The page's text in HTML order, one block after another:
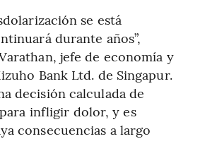
se está
durante años”,
jefe de economía y
Bank Ltd. de Singapur.
decisión calculada de
infligir dolor, y es
consecuencias a largo